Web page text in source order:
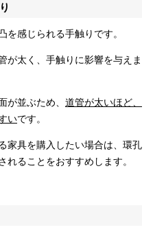
を感じられる手触りです。
が太く、手触りに影響を与えま
が並ぶため、 道管が太いほど、
いです。
家具を購入したい場合は、環孔
れることをおすすめします。